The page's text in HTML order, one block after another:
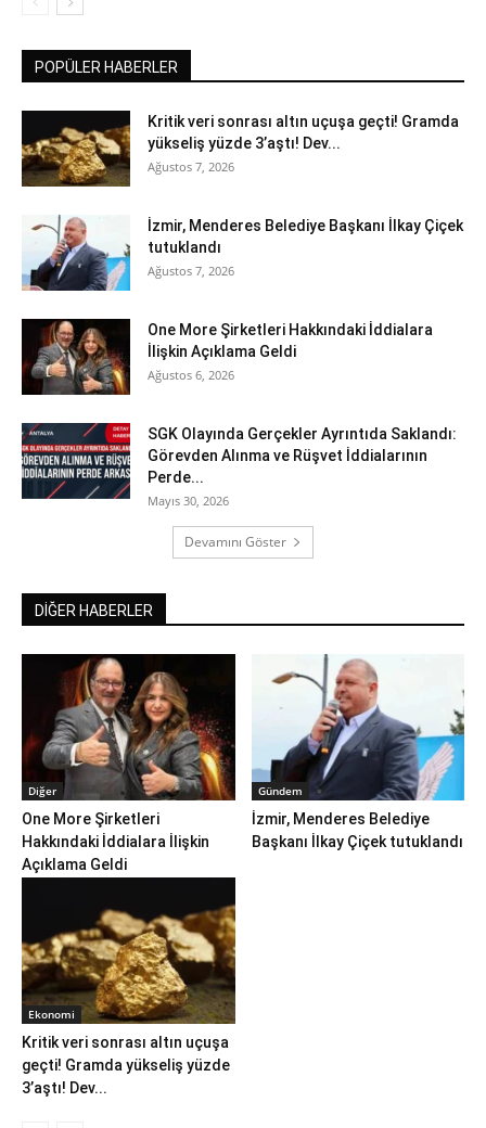
POPÜLER HABERLER
Kritik veri sonrası altın uçuşa geçti! Gramda
yükseliş yüzde 3’aştı! Dev...
Ağustos 7, 2026
İzmir, Menderes Belediye Başkanı İlkay Çiçek
tutuklandı
Ağustos 7, 2026
One More Şirketleri Hakkındaki İddialara
İlişkin Açıklama Geldi
Ağustos 6, 2026
SGK Olayında Gerçekler Ayrıntıda Saklandı:
Görevden Alınma ve Rüşvet İddialarının
Perde...
Mayıs 30, 2026
Devamını Göster
DİĞER HABERLER
Diğer
One More Şirketleri
Hakkındaki İddialara İlişkin
Açıklama Geldi
Gündem
İzmir, Menderes Belediye
Başkanı İlkay Çiçek tutuklandı
Ekonomi
Kritik veri sonrası altın uçuşa
geçti! Gramda yükseliş yüzde
3’aştı! Dev...